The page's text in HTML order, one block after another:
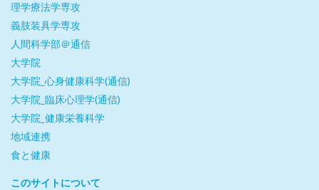
理学療法学専攻
義肢装具学専攻
人間科学部＠通信
大学院
大学院_心身健康科学(通信)
大学院_臨床心理学(通信)
大学院_健康栄養科学
地域連携
食と健康
このサイトについて